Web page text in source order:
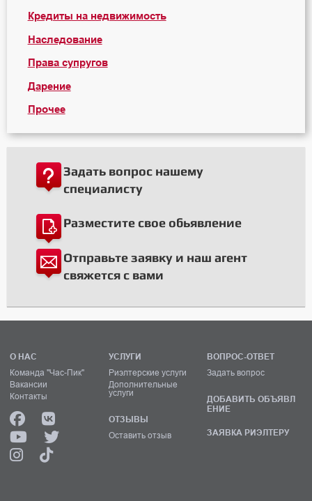
Кредиты на недвижимость
Наследование
Права супругов
Дарение
Прочее
Задать вопрос нашему
специалисту
Разместите свое обьявление
Отправьте заявку и наш агент
свяжется с вами
О НАС
Команда "Час-Пик"
Вакансии
Контакты
УСЛУГИ
Риэлтерские услуги
Дополнительные
услуги
ОТЗЫВЫ
Оставить отзыв
ВОПРОС-ОТВЕТ
Задать вопрос
ДОБАВИТЬ ОБЪЯВЛ
ЕНИЕ
ЗАЯВКА РИЭЛТЕРУ